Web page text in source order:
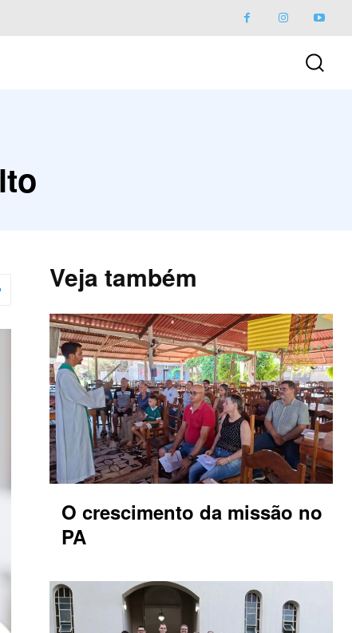
Veja também
O crescimento da missão no
PA